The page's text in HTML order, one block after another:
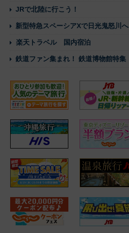
JRで北陸に行こう！
新型特急スペーシアXで日光鬼怒川へ
楽天トラベル 国内宿泊
鉄道ファン集まれ！ 鉄道博物館特集